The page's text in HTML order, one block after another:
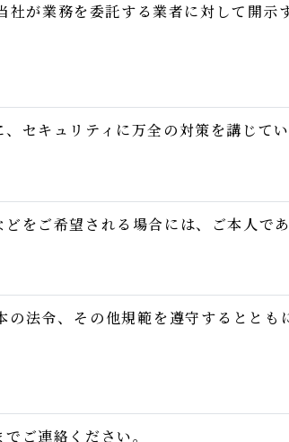
が業務を委託する業者に対して開示
セキュリティに万全の対策を講じてい
をご希望される場合には、ご本人で
法令、その他規範を遵守するとと
ご連絡ください。